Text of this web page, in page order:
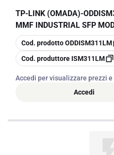
TP-LINK (OMADA)-
MMF INDUSTRIAL SFP
copia
Cod. prodottoODDISM311LM
copia
Cod. produttore ISM311LM
Accedi per visualizzare prezzi
Accedi